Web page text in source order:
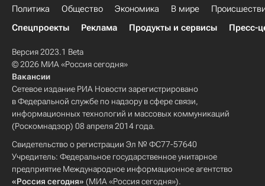
Политика Общество Экономика В мире
Спецпроекты
Реклама Продукты и сервисы Пресс-
Версия 2023.1 Beta
© 2026 МИА «Россия сегодня»
Вакансии
Сетевое издание РИА Новости зарегистрировано
в Федеральной службе по надзору в сфере связи,
информационных технологий и массовых коммуникаций
(Роскомнадзор) 08 апреля 2014 года.
Свидетельство о регистрации Эл № ФС77-57640
Учредитель: Федеральное государственное унитарное
предприятие Международное информационное агентство
«Россия сегодня» (МИА «Россия сегодня»).